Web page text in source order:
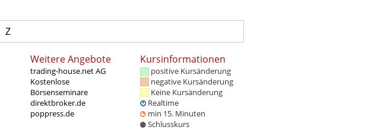
Z
Weitere Angebote
trading-house.net AG
Kostenlose
Börsenseminare
direktbroker.de
poppress.de
Kursinformationen
positive Kursänderung
negative Kursänderung
Keine Kursänderung
Realtime
min 15. Minuten
Schlusskurs